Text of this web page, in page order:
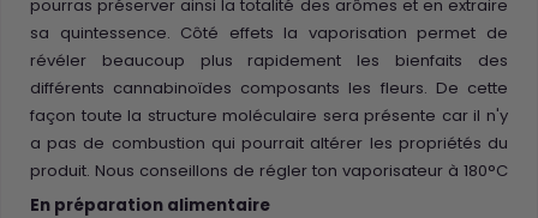
pourras préserver ainsi la totalité des arômes et en extraire
sa quintessence. Côté effets la vaporisation permet de
révéler beaucoup plus rapidement les bienfaits des
différents cannabinoïdes composants les fleurs. De cette
façon toute la structure moléculaire sera présente car il n'y
a pas de combustion qui pourrait altérer les propriétés du
produit. Nous conseillons de régler ton vaporisateur à 180°C
En préparation alimentaire